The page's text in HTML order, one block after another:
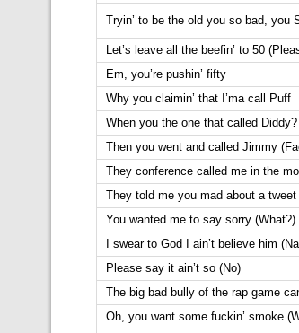
Tryin’ to be the old you so bad, you
Let’s leave all the beefin’ to 50
Em, you’re pushin’ fifty
Why you claimin’ that I’ma call Puff
When you the one that called
Then you went and called Jimmy
They conference called me in the
They told me you mad about a tweet
You wanted me to say sorry (What?)
I swear to God I ain’t believe him
Please say it ain’t so (No)
The big bad bully of the rap game
Oh, you want some fuckin’ smoke